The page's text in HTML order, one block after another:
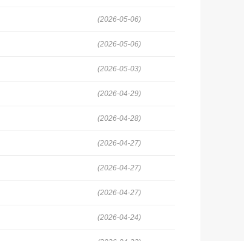
(2026-05-06)
(2026-05-06)
(2026-05-03)
(2026-04-29)
(2026-04-28)
(2026-04-27)
(2026-04-27)
(2026-04-27)
(2026-04-24)